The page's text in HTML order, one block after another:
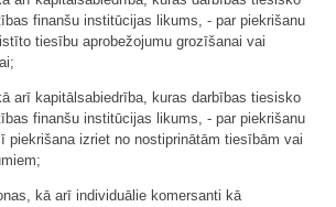
finanšu institūcijas likums, - par piekrišanu
tiesību aprobežojumu grozīšanai vai
arī kapitālsabiedrība, kuras darbības tiesisko
finanšu institūcijas likums, - par piekrišanu
piekrišana izriet no nostiprinātām tiesībām vai
kā arī individuālie komersanti kā